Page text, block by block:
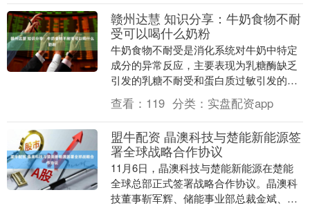
赣州达慧 知识分享：牛奶食物不耐
受可以喝什么奶粉
牛奶食物不耐受是消化系统对牛奶中特定
成分的异常反应，主要表现为乳糖酶缺乏
引发的乳糖不耐受和蛋白质过敏引发的免
疫反应。据临床统计，全球约65%的成年
人存在不同程度....
查看： 119 分类： 实盘配资app
盟牛配资 晶澳科技与楚能新能源签
署全球战略合作协议
11月6日，晶澳科技与楚能新能源在楚能
全球总部正式签署战略合作协议。晶澳科
技董事靳军辉、储能事业部总裁金斌、副